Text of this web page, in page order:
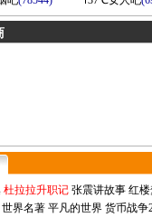
杜拉拉升职记 张震讲故事 红
世界名著 平凡的世界 货币战争